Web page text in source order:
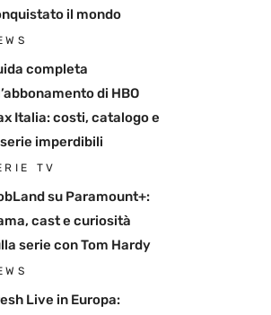
il mondo
completa
di HBO
Italia: costi, catalogo e
imperdibili
TV
su Paramount+:
cast e curiosità
serie con Tom Hardy
Live in Europa: